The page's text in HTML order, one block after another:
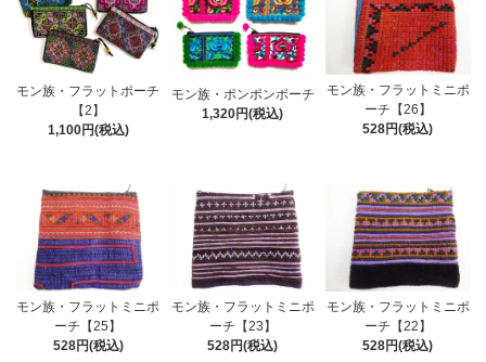
モン族・フラットポーチ
【2】
1,100円(税込)
モン族・ポンポンポーチ
1,320円(税込)
モン族・フラットミニポ
ーチ【26】
528円(税込)
モン族・フラットミニポ
ーチ【25】
528円(税込)
モン族・フラットミニポ
ーチ【23】
528円(税込)
モン族・フラットミニポ
ーチ【22】
528円(税込)